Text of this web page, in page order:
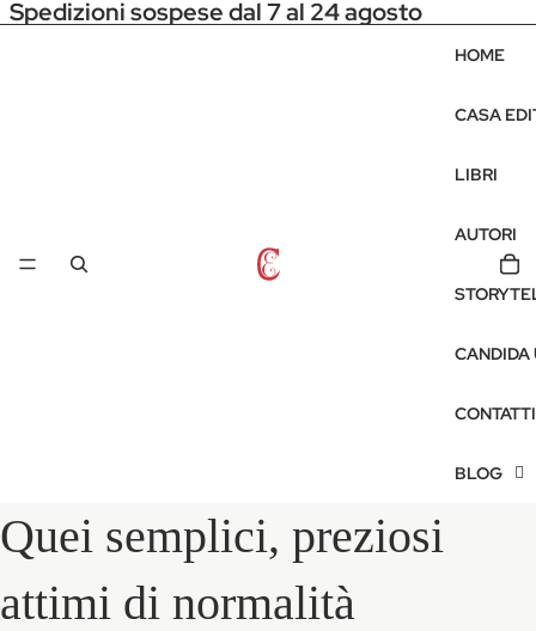
Spedizioni sospese dal 7 al 24 agosto
HOME
CASA
LIBRI
AUTORI
CANDIDA
CONTATTI
BLOG
Quei semplici, preziosi
attimi di normalità